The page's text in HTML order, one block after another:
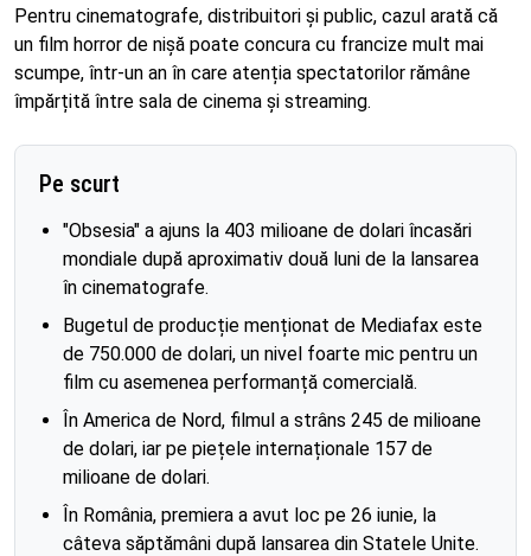
Pentru cinematografe, distribuitori și public, cazul arată că
un film horror de nișă poate concura cu francize mult mai
scumpe, într-un an în care atenția spectatorilor rămâne
împărțită între sala de cinema și streaming.
Pe scurt
"Obsesia" a ajuns la 403 milioane de dolari încasări
mondiale după aproximativ două luni de la lansarea
în cinematografe.
Bugetul de producție menționat de Mediafax este
de 750.000 de dolari, un nivel foarte mic pentru un
film cu asemenea performanță comercială.
În America de Nord, filmul a strâns 245 de milioane
de dolari, iar pe piețele internaționale 157 de
milioane de dolari.
În România, premiera a avut loc pe 26 iunie, la
câteva săptămâni după lansarea din Statele Unite.